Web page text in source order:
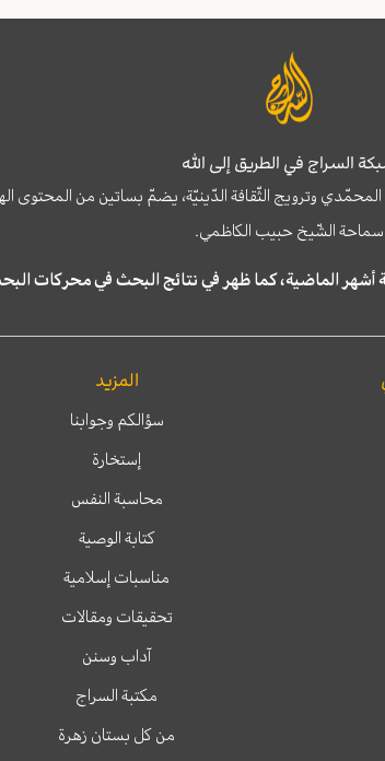
السراج في الطريق إلى الله
المحمّدي وترويج الثّقافة الدّينيّة، يضمّ بساتين من
سماحة الشّيخ حبيب الكاظمي.
المزيد
سؤالكم وجوابنا
إستخارة
محاسبة النفس
كتابة الوصية
مناسبات إسلامية
تحقيقات ومقالات
آداب وسنن
مكتبة السراج
من كل بستان زهرة